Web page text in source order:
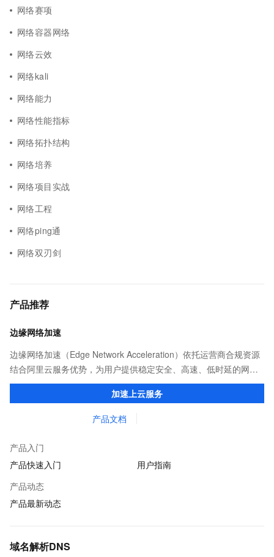
网络赛项
网络容器网络
网络云效
网络kali
网络能力
网络性能指标
网络拓扑结构
网络培养
网络项目实战
网络工程
网络ping通
网络双刃剑
产品推荐
边缘网络加速
边缘网络加速（Edge Network Acceleration）依托运营商合规资源
结合阿里云服务优势，为用户提供稳定安全、高速、低时延的网络
传输，解决客户不同站点的连接、组网、数据安全传输、业务质量
加速上云服务
产品文档
产品入门
产品快速入门
用户指南
产品动态
产品最新动态
域名解析DNS